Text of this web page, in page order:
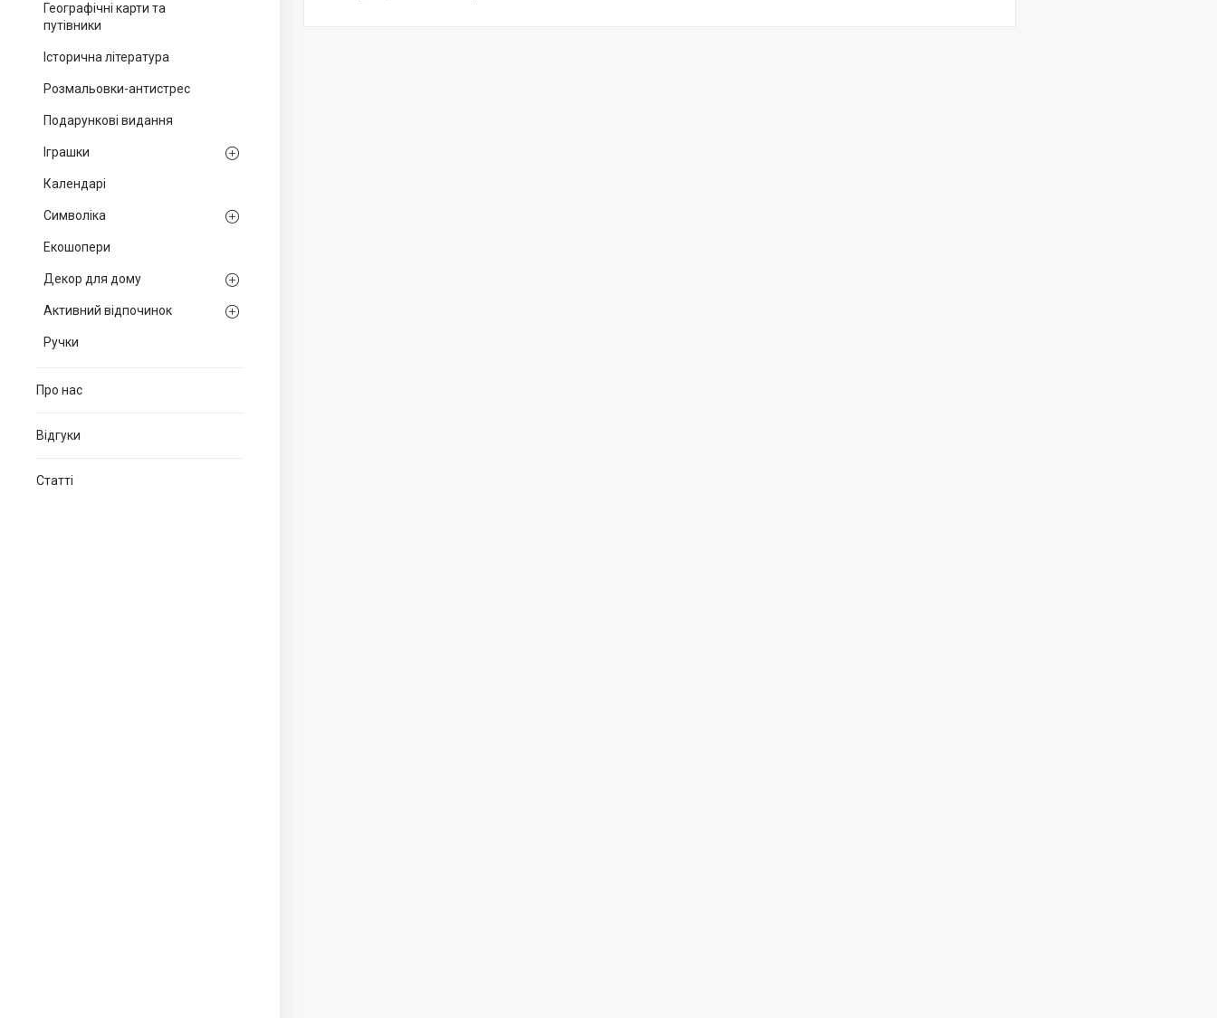
Географічні карти та
путівники
Історична література
Розмальовки-антистрес
Подарункові видання
Іграшки
Календарі
Символіка
Екошопери
Декор для дому
Активний відпочинок
Ручки
Про нас
Відгуки
Статті